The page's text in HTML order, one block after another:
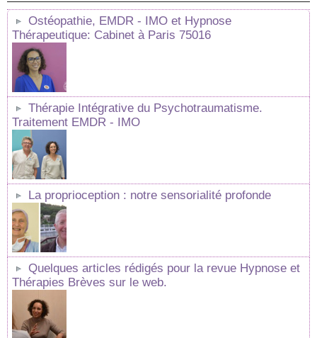
Ostéopathie, EMDR - IMO et Hypnose
Thérapeutique: Cabinet à Paris 75016
Thérapie Intégrative du Psychotraumatisme.
Traitement EMDR - IMO
La proprioception : notre sensorialité profonde
Quelques articles rédigés pour la revue Hypnose et
Thérapies Brèves sur le web.